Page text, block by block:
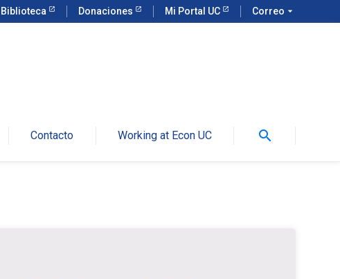
Biblioteca Donaciones Mi Portal UC Correo arrow_drop_down
Contacto Working at Econ UC search